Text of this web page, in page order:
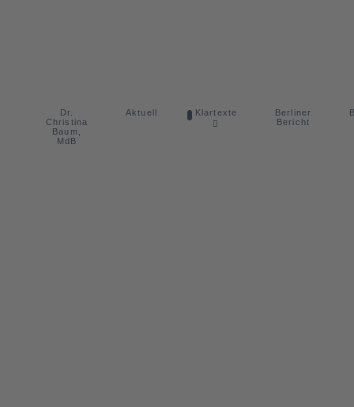
Dr.
Christina
Baum,
MdB
Aktuell Klartexte
Berliner
Bericht